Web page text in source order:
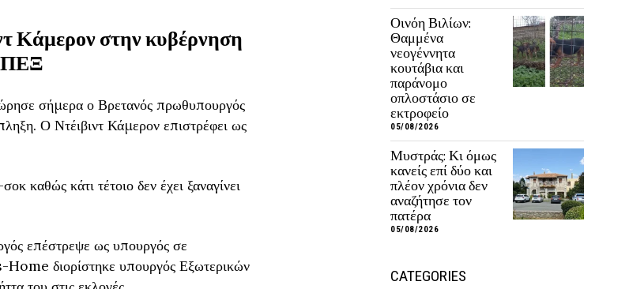
Κάμερον στην κυβέρνηση
σήμερα ο Βρετανός πρωθυπουργός
Ο Ντέιβιντ Κάμερον επιστρέφει ως
καθώς κάτι τέτοιο δεν έχει ξαναγίνει
επέστρεψε ως υπουργός σε
διορίστηκε υπουργός Εξωτερικών
Οινόη Βιλίων:
Θαμμένα
νεογέννητα
κουτάβια και
παράνομο
οπλοστάσιο σε
εκτροφείο
05/08/2026
Μυστράς: Κι όμως
κανείς επί δύο και
πλέον χρόνια δεν
αναζήτησε τον
πατέρα
05/08/2026
CATEGORIES